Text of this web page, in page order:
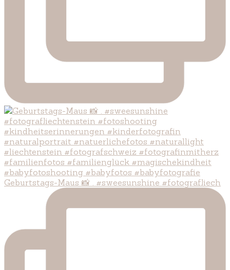
Geburtstags-Maus 📸 . #sweesunshine #fotografliech